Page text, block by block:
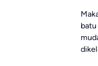
batu